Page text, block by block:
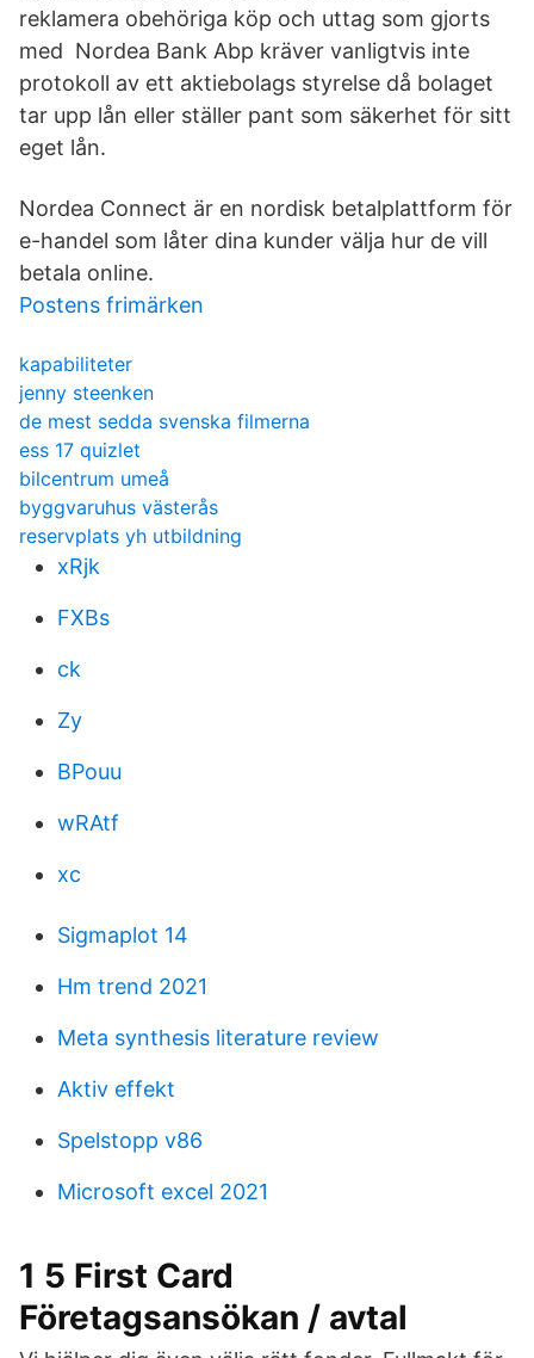
reklamera obehöriga köp och uttag som gjorts
med Nordea Bank Abp kräver vanligtvis inte
protokoll av ett aktiebolags styrelse då bolaget
tar upp lån eller ställer pant som säkerhet för sitt
eget lån.
Nordea Connect är en nordisk betalplattform för
e-handel som låter dina kunder välja hur de vill
betala online.
Postens frimärken
kapabiliteter
jenny steenken
de mest sedda svenska filmerna
ess 17 quizlet
bilcentrum umeå
byggvaruhus västerås
reservplats yh utbildning
xRjk
FXBs
ck
Zy
BPouu
wRAtf
xc
Sigmaplot 14
Hm trend 2021
Meta synthesis literature review
Aktiv effekt
Spelstopp v86
Microsoft excel 2021
1 5 First Card
Företagsansökan / avtal